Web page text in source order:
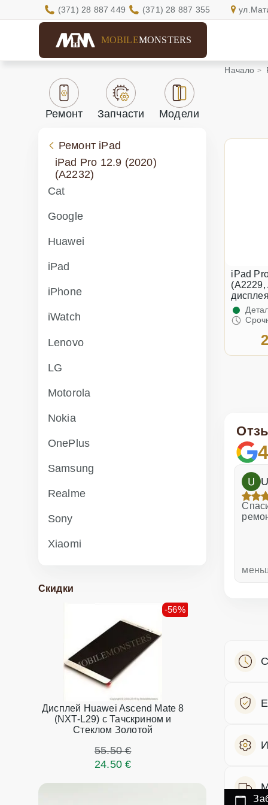
(371) 28 887 449 (371) 28 887 355
MOBILEMONSTERS
Ремонт Запчасти Модели
Ремонт iPad
iPad Pro 12.9 (2020)
(A2232)
Cat
Google
Huawei
iPad
iPhone
iWatch
Lenovo
LG
Motorola
Nokia
OnePlus
Samsung
Realme
Sony
Xiaomi
Скидки
Дисплей Huawei Ascend Mate 8
(NXT-L29) с Тачскрином и
Стеклом Золотой
-56%
55.50 €
24.50 €
Начало
iPad
(A2229,